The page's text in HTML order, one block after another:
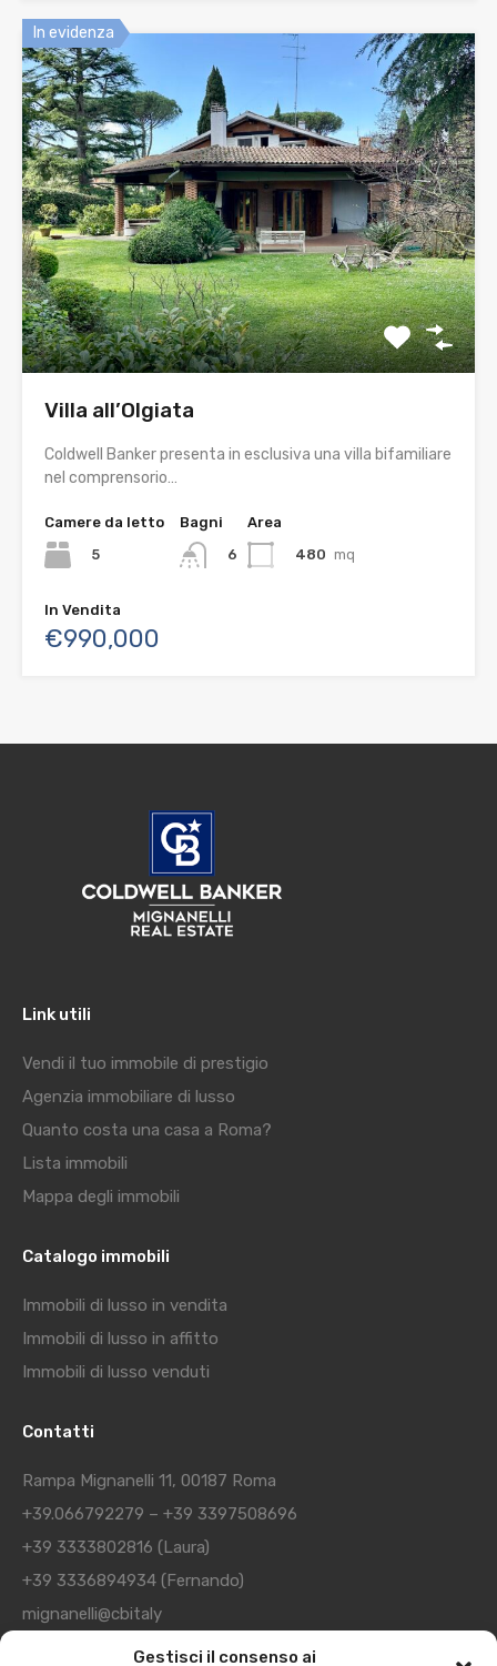
Gestisci il consenso ai
In evidenza
Villa all’Olgiata
Coldwell Banker presenta in esclusiva una villa bifamiliare
nel comprensorio…
Camere da letto
5
Bagni
6
Area
480 mq
In Vendita
€990,000
Link utili
Vendi il tuo immobile di prestigio
Agenzia immobiliare di lusso
Quanto costa una casa a Roma?
Lista immobili
Mappa degli immobili
Catalogo immobili
Immobili di lusso in vendita
Immobili di lusso in affitto
Immobili di lusso venduti
Contatti
Rampa Mignanelli 11, 00187 Roma
+39.066792279 – +39 3397508696
+39 3333802816 (Laura)
+39 3336894934 (Fernando)
mignanelli@cbitaly